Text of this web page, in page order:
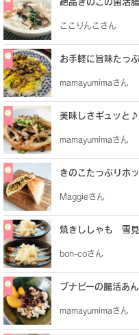
ここりんこさん
お手軽に旨味たっ
mamayumimaさん
美味しさギュッと
mamayumimaさん
きのこたっぷりホ
Maggieさん
焼きししゃも 雪
bon-coさん
ブナピーの腸活あ
mamayumimaさん